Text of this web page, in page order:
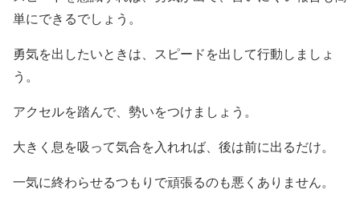
単にできるでしょう。
勇気を出したいときは、スピードを出して行動しましょ
う。
アクセルを踏んで、勢いをつけましょう。
大きく息を吸って気合を入れれば、後は前に出るだけ。
一気に終わらせるつもりで頑張るのも悪くありません。